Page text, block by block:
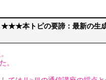
★★★本トピの要諦：最新の生
。